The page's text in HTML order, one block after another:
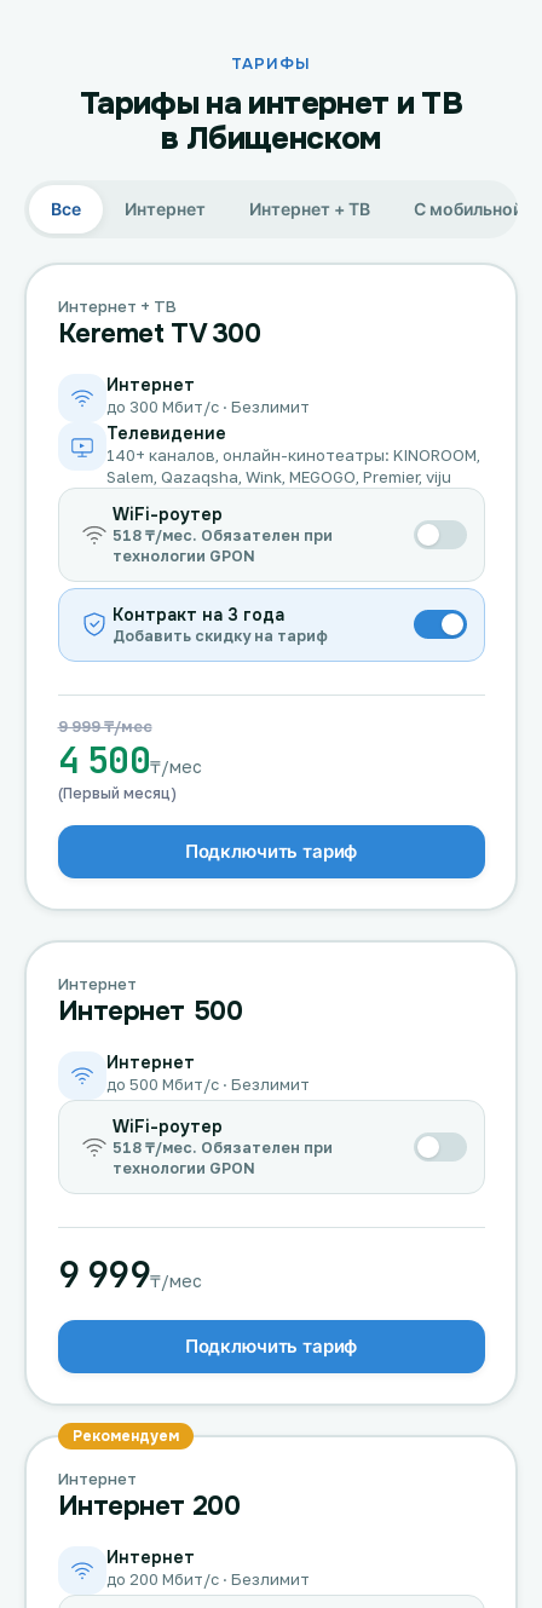
Заявка на подбор тарифа
Подключиться к КазахТелеком
ТАРИФЫ
Тарифы на интернет и ТВ
в Лбищенском
Все Интернет Интернет + ТВ С мобильной
Интернет + ТВ
Keremet TV 300
Интернет
до 300 Мбит/с · Безлимит
Телевидение
140+ каналов, онлайн-кинотеатры: KINOROOM,
Salem, Qazaqsha, Wink, MEGOGO, Premier, viju
WiFi-роутер
518 ₸/мес. Обязателен при
технологии GPON
Контракт на 3 года
Добавить скидку на тариф
9 999 ₸/мес
4 500₸/мес
(Первый месяц)
Подключить тариф
Интернет
Интернет 500
Интернет
до 500 Мбит/с · Безлимит
WiFi-роутер
518 ₸/мес. Обязателен при
технологии GPON
9 999₸/мес
Подключить тариф
Рекомендуем
Интернет
Интернет 200
Интернет
до 200 Мбит/с · Безлимит